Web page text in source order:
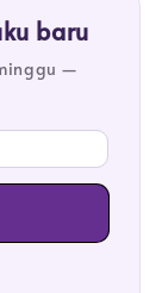
baru
—